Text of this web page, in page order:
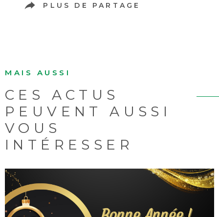
PLUS DE PARTAGE
MAIS AUSSI
CES ACTUS
PEUVENT AUSSI
VOUS
INTÉRESSER